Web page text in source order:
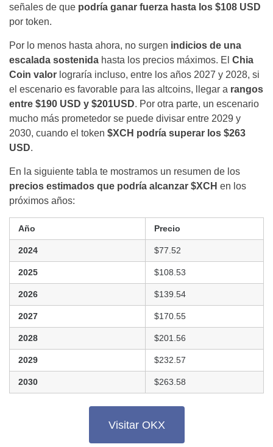
señales de que podría ganar fuerza hasta los $108 USD
por token.
Por lo menos hasta ahora, no surgen indicios de una
escalada sostenida hasta los precios máximos. El Chia
Coin valor lograría incluso, entre los años 2027 y 2028, si
el escenario es favorable para las altcoins, llegar a rangos
entre $190 USD y $201USD. Por otra parte, un escenario
mucho más prometedor se puede divisar entre 2029 y
2030, cuando el token $XCH podría superar los $263
USD.
En la siguiente tabla te mostramos un resumen de los
precios estimados que podría alcanzar $XCH en los
próximos años:
Año Precio
2024 $77.52
2025 $108.53
2026 $139.54
2027 $170.55
2028 $201.56
2029 $232.57
2030 $263.58
Visitar OKX